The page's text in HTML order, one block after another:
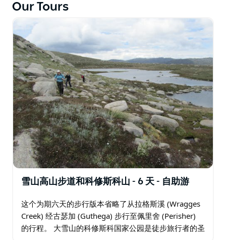
Our Tours
雪山高山步道和科修斯科山 - 6 天 - 自助游
这个为期六天的步行版本省略了从拉格斯溪 (Wragges
Creek) 经古瑟加 (Guthega) 步行至佩里舍 (Perisher)
的行程。 大雪山的科修斯科国家公园是徒步旅行者的圣